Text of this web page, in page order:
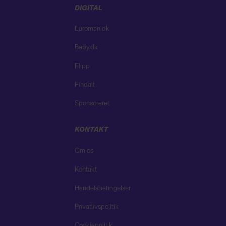
DIGITAL
Euroman.dk
Baby.dk
Flipp
Findalt
Sponsoreret
KONTAKT
Om os
Kontakt
Handelsbetingelser
Privatlivspolitik